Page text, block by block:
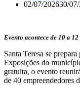
02/07/202630/
Evento acontece de 10 a
Santa Teresa se
Exposições do
gratuita, o evento
de 40 empreendedores